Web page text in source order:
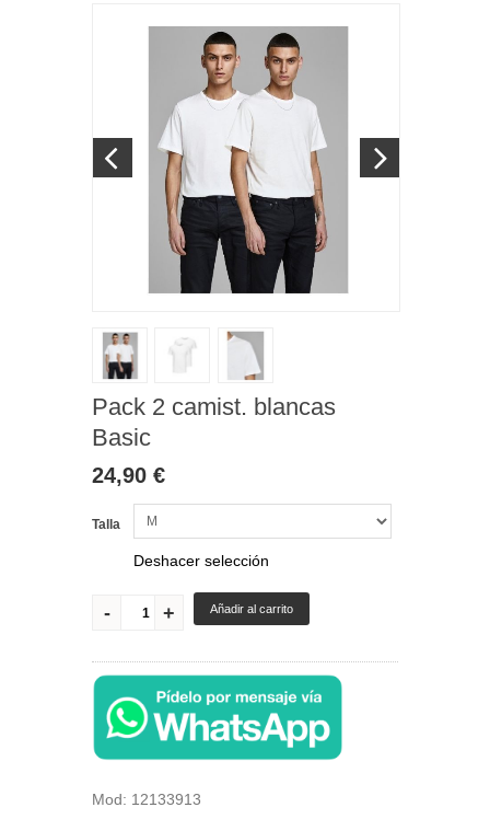
Pack 2 camist. blancas
Basic
24,90 €
Talla
Deshacer selección
Añadir al carrito
Mod: 12133913